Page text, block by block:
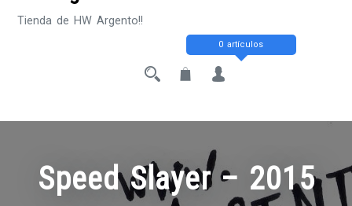
Tienda de HW Argento!!
0 artículos
Speed Slayer – 2015